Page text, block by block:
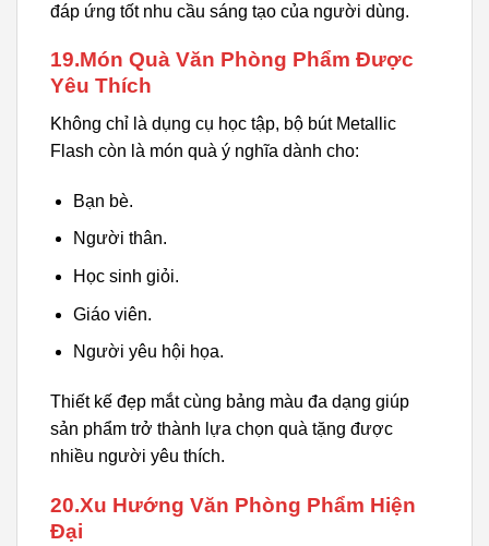
đáp ứng tốt nhu cầu sáng tạo của người dùng.
19.Món Quà Văn Phòng Phẩm Được
Yêu Thích
Không chỉ là dụng cụ học tập, bộ bút Metallic
Flash còn là món quà ý nghĩa dành cho:
Bạn bè.
Người thân.
Học sinh giỏi.
Giáo viên.
Người yêu hội họa.
Thiết kế đẹp mắt cùng bảng màu đa dạng giúp
sản phẩm trở thành lựa chọn quà tặng được
nhiều người yêu thích.
20.Xu Hướng Văn Phòng Phẩm Hiện
Đại